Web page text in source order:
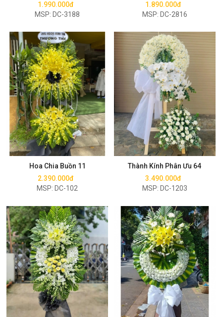
1.990.000đ
MSP: DC-3188
1.890.000đ
MSP: DC-2816
Hoa Chia Buồn 11
2.390.000đ
MSP: DC-102
Mua ngay
Thành Kính Phân Ưu 64
3.490.000đ
MSP: DC-1203
Mua ngay